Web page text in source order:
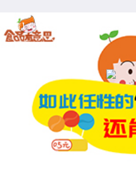
【食育】如此任性的“五毛食品”，还能吃吗？